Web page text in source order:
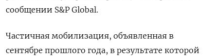
сообщении S&P Global.
Частичная мобилизация, объявленная в
сентябре прошлого года, в результате которой